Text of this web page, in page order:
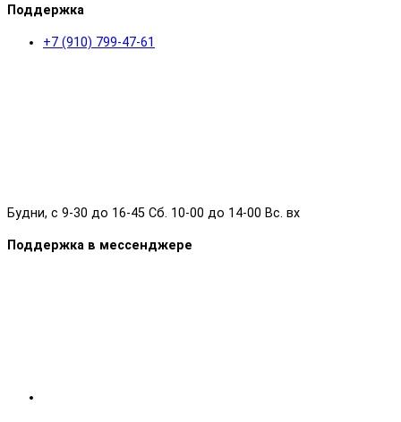
Поддержка
+7 (910) 799-47-61
Будни, с 9-30 до 16-45 Сб. 10-00 до 14-00 Вс. вх
Поддержка в мессенджере